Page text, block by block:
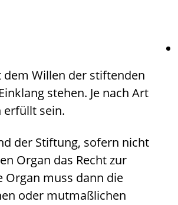
dem Willen der stiftenden
stehen. Je nach Art
erfüllt sein.
der Stiftung, sofern nicht
Organ das Recht zur
Organ muss dann die
oder mutmaßlichen